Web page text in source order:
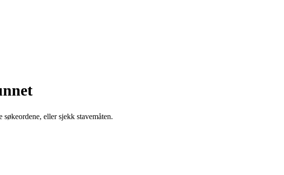
eller sjekk stavemåten.